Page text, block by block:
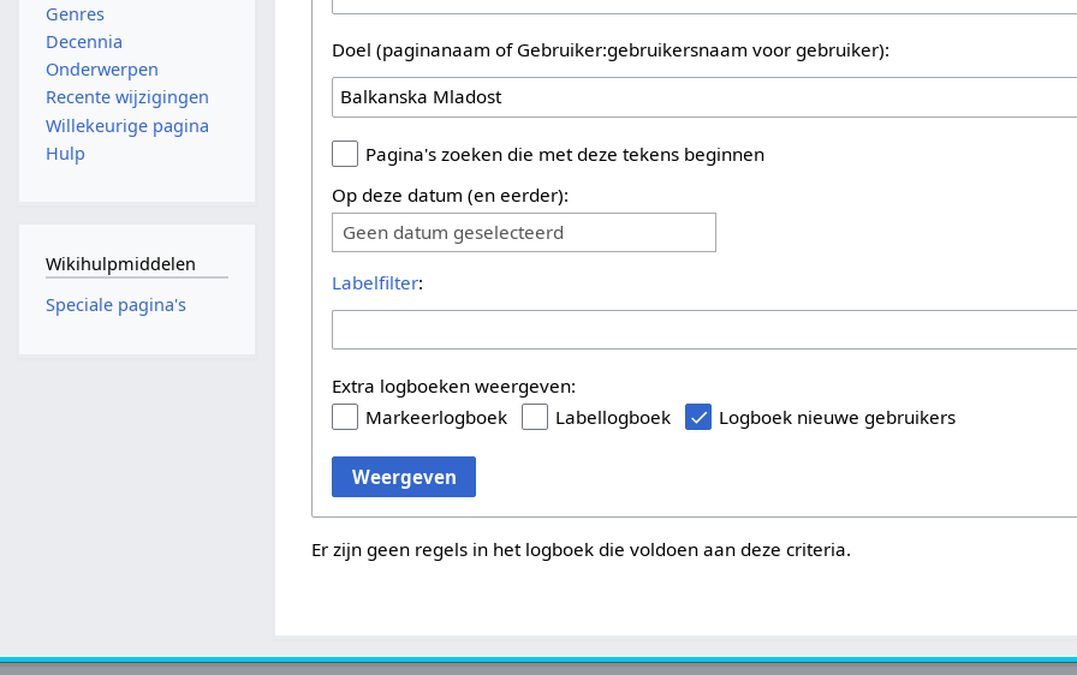
Doel (paginanaam of Gebruiker:gebruikersnaam voor gebruiker):
Pagina's zoeken die met deze tekens beginnen
Op deze datum (en eerder):
Geen datum geselecteerd
Labelfilter:
Extra logboeken weergeven:
Markeerlogboek
Labellogboek Logboek nieuwe gebruikers
Weergeven
Er zijn geen regels in het logboek die voldoen aan deze criteria.
Genres
Decennia
Onderwerpen
Recente wijzigingen
Willekeurige pagina
Hulp
Wikihulpmiddelen
Speciale pagina's